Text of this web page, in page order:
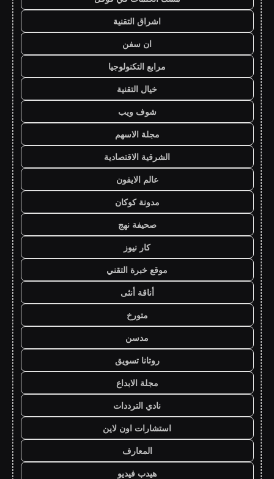
اشراق التقنية
ان سفن
مرابع التكنولوجيا
خيال التقنية
شوف ويب
مجلة الاسهم
الشرقية الاقتصادية
عالم الايفون
مدونة كوكان
صحيفة نهج
كار نيوز
موقع خبرة التقني
أناقة أنثى
متورخ
مدسن
روتانا تسويق
مجلة الابداع
نادي الترددات
استشارات اون لاين
المعارف
هيدب فيديو